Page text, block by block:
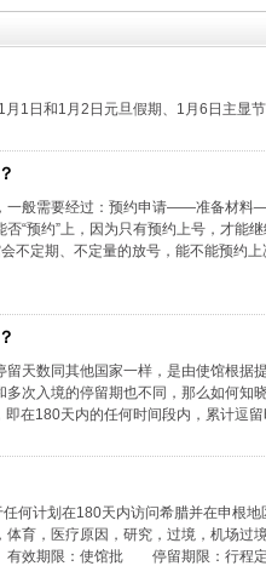
1日和1月2日元旦假期、1月6日主显
，一般需要经过：预约申请——准备
否“预约”上，因为只有预约上号，才
期、不定量的放号，能不能预约上
天数同其他国家一样，是由使馆根据
多次入境的停留期也不同，那么如何
在180天内的任何时间段内，累计逗
何计划在180天内访问希腊并在申根
育，医疗原因，研究，过境，机场过
效期限：使馆批 停留期限：行